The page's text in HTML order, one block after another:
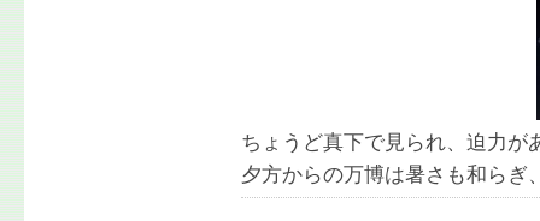
ちょうど真下で見られ、迫力が
夕方からの万博は暑さも和らぎ